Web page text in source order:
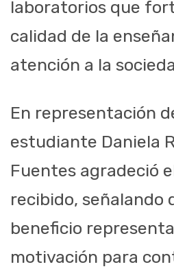
laboratorios que
calidad de la
atención a la
En representación
estudiante Daniela
Fuentes agradeció
recibido, señalando
beneficio
motivación para